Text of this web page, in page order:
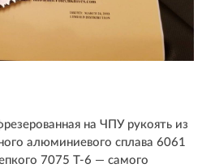
на ЧПУ рукоять из
алюминиевого сплава 6061
7075 T-6 — самого